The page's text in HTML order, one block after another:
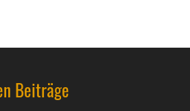
Beiträge